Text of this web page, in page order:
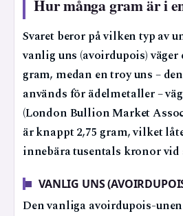
Hur många gram är i
Svaret beror på vilken typ av
vanlig uns (avoirdupois) väger
gram, medan en troy uns –
används för ädelmetaller –
(London Bullion Market
är knappt 2,75 gram, vilket
innebära tusentals kronor
VANLIG UNS
Den vanliga avoirdupois-